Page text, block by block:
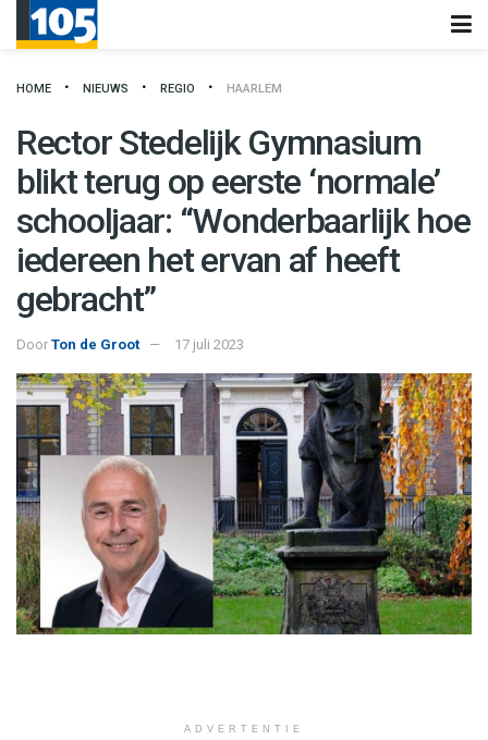
HOME NIEUWS REGIO HAARLEM
Rector Stedelijk Gymnasium
blikt terug op eerste ‘normale’
schooljaar: “Wonderbaarlijk hoe
iedereen het ervan af heeft
gebracht”
Door Ton de Groot 17 juli 2023
ADVERTENTIE